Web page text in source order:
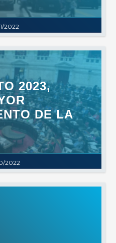
2022
2022
2023,
DE LA